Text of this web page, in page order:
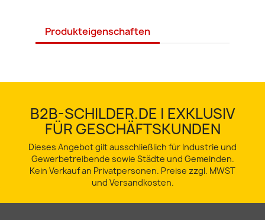
Produkteigenschaften
B2B-SCHILDER.DE | EXKLUSIV
FÜR GESCHÄFTSKUNDEN
Dieses Angebot gilt ausschließlich für Industrie und
Gewerbetreibende sowie Städte und Gemeinden.
Kein Verkauf an Privatpersonen. Preise zzgl. MWST
und Versandkosten.